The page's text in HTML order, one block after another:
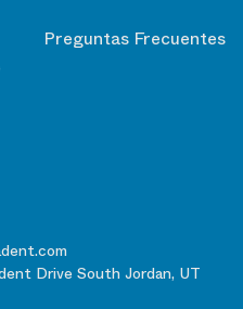
Drive South Jordan, UT
Preguntas Frecuentes